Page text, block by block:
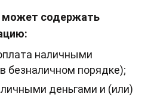
может содержать
наличными
безналичном порядке);
деньгами и (или)